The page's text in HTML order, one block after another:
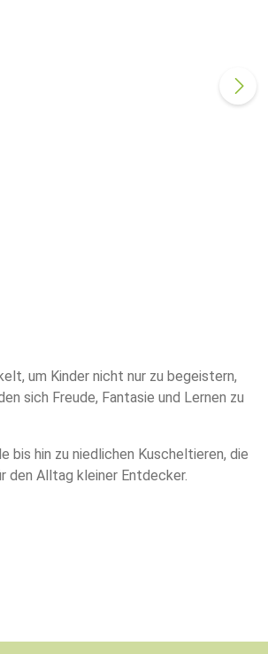
um Kinder nicht nur zu begeistern,
sich Freude, Fantasie und Lernen zu
hin zu niedlichen Kuscheltieren, die
den Alltag kleiner Entdecker.